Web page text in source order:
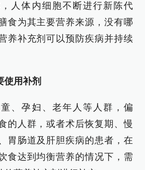
人体内细胞不断进行新陈代
食为其主要营养来源，没有哪
养补充剂可以预防疾病并持续
使用补剂
、孕妇、老年人等人群，偏
的人群，或者术后恢复期、慢
胃肠道及肝胆疾病的患者，在
食达到均衡营养的情况下，需